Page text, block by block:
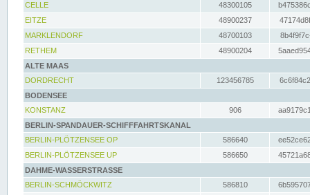
CELLE
48300105
EITZE
48900237
MARKLENDORF
48700103
RETHEM
48900204
ALTE MAAS
DORDRECHT
123456785
BODENSEE
KONSTANZ
906
BERLIN-SPANDAUER-SCHIFFFAHRTSKANAL
BERLIN-PLÖTZENSEE OP
586640
BERLIN-PLÖTZENSEE UP
586650
DAHME-WASSERSTRASSE
BERLIN-SCHMÖCKWITZ
586810